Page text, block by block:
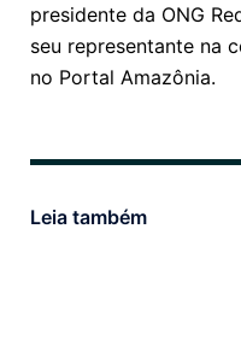
presidente da ONG
seu representante na
no Portal Amazônia.
Leia também